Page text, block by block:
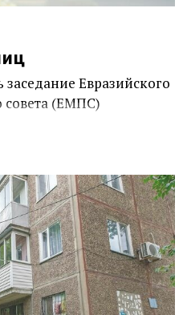
Евразийского
совета (ЕМПС)